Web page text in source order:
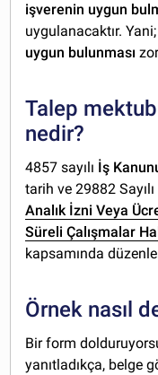
işverenin uygun
uygulanacaktır.
uygun bulunması
Talep
nedir?
4857 sayılı İş
tarih ve 29882
Analık İzni Veya
Süreli Çalışmalar
kapsamında
Örnek nasıl
Bir form
yanıtladıkça, belge